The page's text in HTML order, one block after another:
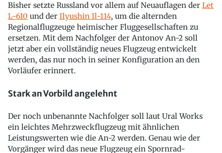
Bisher setzte Russland vor allem auf Neuauflagen der Let
L-610 und der Ilyushin Il-114, um die alternden
Regionalflugzeuge heimischer Fluggesellschaften zu
ersetzen. Mit dem Nachfolger der Antonov An-2 soll
jetzt aber ein vollständig neues Flugzeug entwickelt
werden, das nur noch in seiner Konfiguration an den
Vorläufer erinnert.
Stark an Vorbild angelehnt
Der noch unbenannte Nachfolger soll laut Ural Works
ein leichtes Mehrzweckflugzeug mit ähnlichen
Leistungswerten wie die An-2 werden. Genau wie der
Vorgänger wird das neue Flugzeug ein Spornrad-